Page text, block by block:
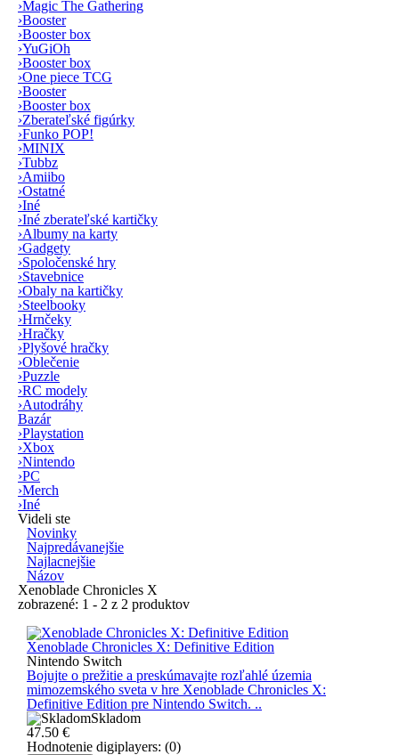
›Magic The Gathering
›Booster
›Booster box
›YuGiOh
›Booster box
›One piece TCG
›Booster
›Booster box
›Zberateľské figúrky
›Funko POP!
›MINIX
›Tubbz
›Amiibo
›Ostatné
›Iné
›Iné zberateľské kartičky
›Albumy na karty
›Gadgety
›Spoločenské hry
›Stavebnice
›Obaly na kartičky
›Steelbooky
›Hrnčeky
›Hračky
›Plyšové hračky
›Oblečenie
›Puzzle
›RC modely
›Autodráhy
Bazár
›Playstation
›Xbox
›Nintendo
›PC
›Merch
›Iné
Videli ste
Novinky
Najpredávanejšie
Najlacnejšie
Názov
Xenoblade Chronicles X
zobrazené: 1 - 2 z 2 produktov
Xenoblade Chronicles X: Definitive Edition
Nintendo Switch
Bojujte o prežitie a preskúmavajte rozľahlé územia
mimozemského sveta v hre Xenoblade Chronicles X:
Definitive Edition pre Nintendo Switch. ..
Skladom
47.50 €
Hodnotenie digiplayers: (0)